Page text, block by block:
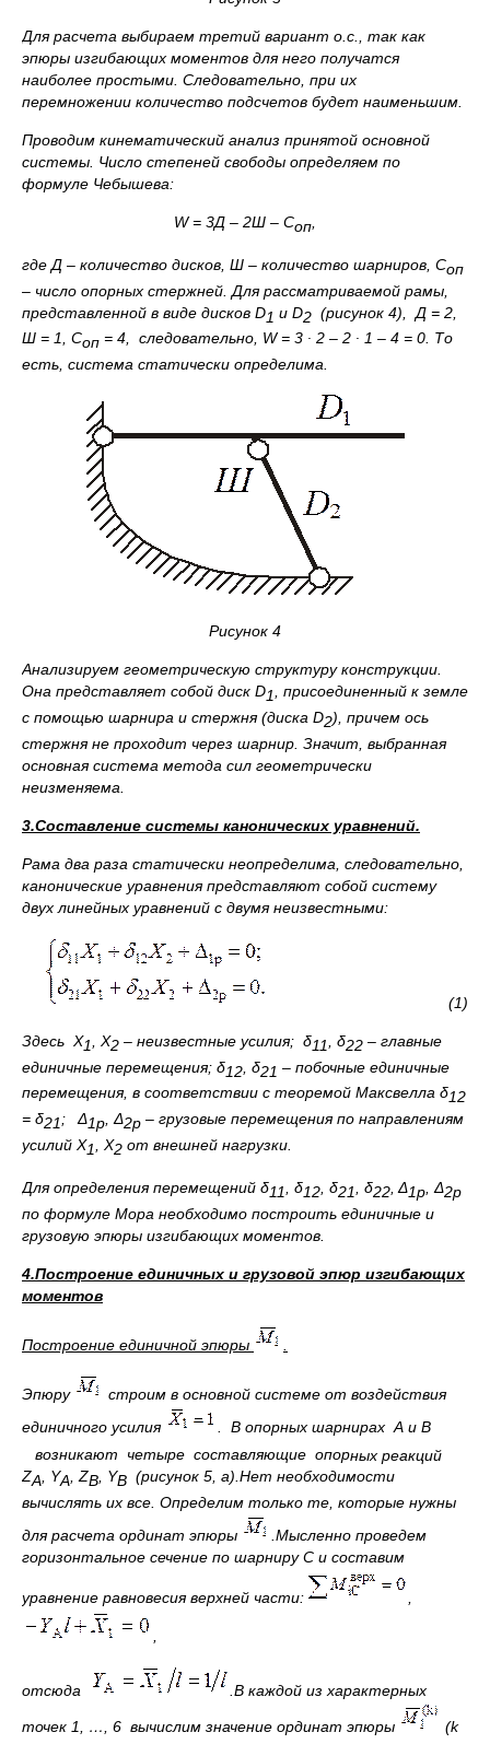
Для расчета выбираем третий вариант о.с., так как
эпюры изгибающих моментов для него получатся
наиболее простыми. Следовательно, при их
перемножении количество подсчетов будет наименьшим.
Проводим кинематический анализ принятой основной
системы. Число степеней свободы определяем по
формуле Чебышева:
W= 3Д – 2Ш – Соп
где Д – количество дисков, Ш – количество шарниров, Соп
– число опорных стержней. Для рассматриваемой рамы,
представленной в виде дисков D1 и D2 (рисунок 4), Д = 2,
Ш = 1, Соп = 4, следовательно, W= 3 ∙ 2 – 2 ∙ 1 – 4 = 0. То
есть, система статически определима.
Рисунок 4
Анализируем геометрическую структуру конструкции.
Она представляет собой диск D1, присоединенный к земле
с помощью шарнира и стержня (диска D2), причем ось
стержня не проходит через шарнир. Значит, выбранная
основная система метода сил геометрически
неизменяема.
3.Составление системы канонических уравнений.
Рама два раза статически неопределима, следовательно,
канонические уравнения представляют собой систему
двух линейных уравнений с двумя неизвестными:
(1)
Здесь X1 X2 – неизвестные усилия; δ11 , δ22 – главные
единичные перемещения; δ12 , δ21 – побочные единичные
перемещения, в соответствии с теоремой Максвелла δ12
= δ21; Δ1p, Δ2p – грузовые перемещения по направлениям
усилий X1 X2 от внешней нагрузки.
Для определения перемещений δ11 , δ12 , δ21 , δ22 , Δ1p , Δ2p
по формуле Мора необходимо построить единичные и
грузовую эпюры изгибающих моментов.
4.Построение единичных и грузовой эпюр изгибающих
моментов
Построение единичной эпюры
Эпюру
строим в основной системе от воздействия
единичного усилия
. В опорных шарнирах А и В
возникают четыре составляющие опорных реакций
ZA, YA,ZB, YB (рисунок 5, а).Нет необходимости
вычислять их все. Определим только те, которые нужны
для расчета ординат эпюры
Мысленно проведем
горизонтальное сечение по шарниру С и составим
уравнение равновесия верхней части:
отсюда В каждой из характерных
точек 1, …, 6 вычислим значение ординат эпюры (k